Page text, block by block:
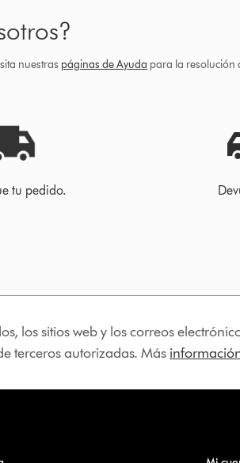
nuestras páginas de Ayuda para la resolución
tu pedido.
los sitios web y los correos
terceros autorizadas. Más